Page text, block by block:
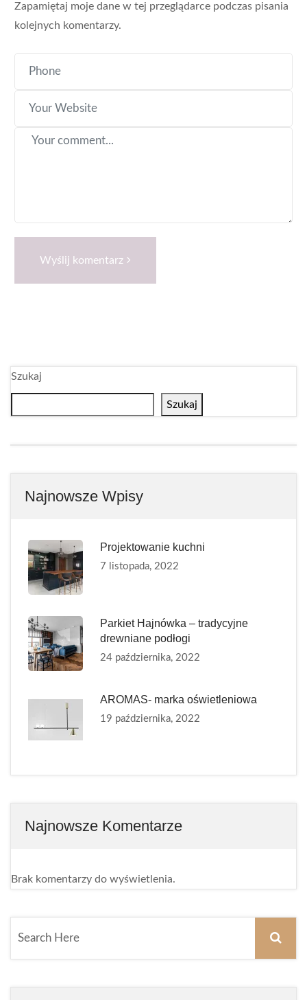
Zapamiętaj moje dane w tej przeglądarce podczas pisania
kolejnych komentarzy.
Wyślij komentarz
Szukaj
Szukaj
Najnowsze Wpisy
Projektowanie kuchni
7 listopada, 2022
Parkiet Hajnówka – tradycyjne
drewniane podłogi
24 października, 2022
AROMAS- marka oświetleniowa
19 października, 2022
Najnowsze Komentarze
Brak komentarzy do wyświetlenia.